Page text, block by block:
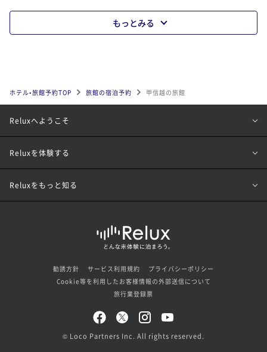
もっとみる
ホテル•旅館予約TOP 旅館の宿泊予約 甲信越の旅館
Reluxへようこそ
Reluxを体験する
Reluxをもっと知る
勧誘方針 サービス利用規約
プライバシーポリシー
Cookie等を利用したお客様情報の外部送信について
旅行業登録票
© Loco Partners Inc. All rights reserved.